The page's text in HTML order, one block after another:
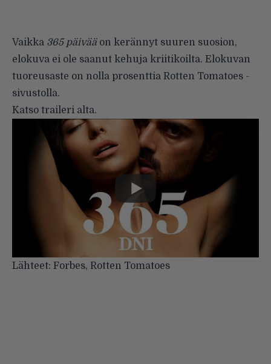
Vaikka 365 päivääon kerännyt suuren suosion,
elokuva ei ole saanut kehuja kriitikoilta. Elokuvan
tuoreusaste on nolla prosenttia Rotten Tomatoes -
sivustolla.
Katso traileri alta.
Lähteet: Forbes, Rotten Tomatoes